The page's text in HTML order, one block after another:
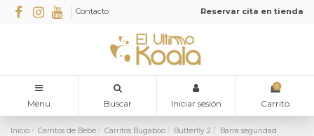
Contacto Reservar cita en tienda
Menu Buscar Iniciar sesión
0
Carrito
Inicio Carritos de Bebé Carritos Bugaboo Butterfly 2
Barra seguridad